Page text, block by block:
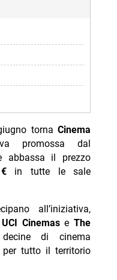
trama cast
Amadeus ospiti
e Marcuzzi: fake
poi si rialza
tornaCinema
promossa dal
abbassa il prezzo
in tutte le sale
all’iniziativa,
UCI CinemaseThe
di cinema
tutto il territorio